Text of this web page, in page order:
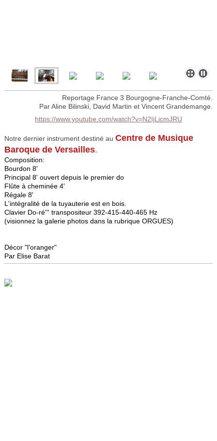
Reportage France 3 Bourgogne-Franche-Comté.
Par Aline Bilinski, David Martin et Vincent Grandemange.
https://www.youtube.com/watch?v=N2IjLicmJRU
Notre dernier instrument destiné au Centre de Musique
Baroque de Versailles.
Composition:
Bourdon 8'
Principal 8' ouvert depuis le premier do
Flûte à cheminée 4'
Régale 8'
L'intégralité de la tuyauterie est en bois.
Clavier Do-ré''' transpositeur 392-415-440-465 Hz
(visionnez la galerie photos dans la rubrique ORGUES)
Décor "l'oranger"
Par Elise Barat